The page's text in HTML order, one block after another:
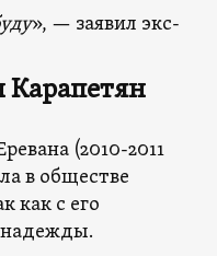
», — заявил экс-
Карапетян
(2010-2011
в обществе
как с его